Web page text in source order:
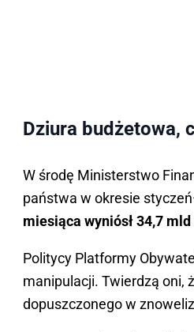
Dziura budżetowa,
W środę Ministerstwo
państwa w okresie
miesiąca wyniósł 34,7 mld
Politycy Platformy
manipulacji. Twierdzą oni,
dopuszczonego w